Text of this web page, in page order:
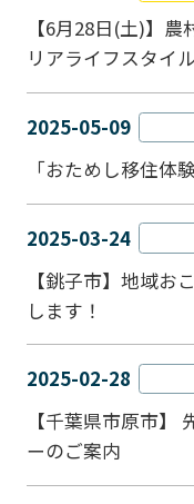
【6月28日(土)】
リアライフスタイ
2025-05-09
「おためし移住体
2025-03-24
【銚子市】地域お
します！
2025-02-28
【千葉県市原市】
ーのご案内